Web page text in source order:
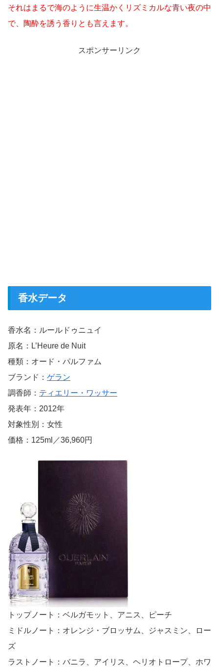
それはまるで海のように生温かくリズミカルな青い夜の中
で、陶酔を誘う香りとも言えます。
スポンサーリンク
香水データ
香水名：ルールドゥニュイ
原名：L’Heure de Nuit
種類：オード・パルファム
ブランド： ゲラン
調香師： ティエリー・ワッサー
発表年：2012年
対象性別：女性
価格：125ml／36,960円
トップノート：ベルガモット、アニス、ピーチ
ミドルノート：オレンジ・ブロッサム、ジャスミン、ロー
ズ
ラストノート：バニラ、アイリス、ヘリオトロープ、ホワ